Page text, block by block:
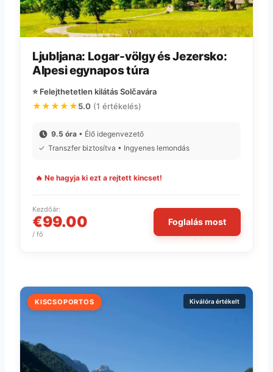
Ljubljana: Logar-völgy és Jezersko:
Alpesi egynapos túra
⭐ Felejthetetlen kilátás Solčavára
★★★★★5.0 (1 értékelés)
9.5 óra • Élő idegenvezető
✓ Transzfer biztosítva • Ingyenes lemondás
🔥 Ne hagyja ki ezt a rejtett kincset!
Kezdőár:
€99.00
/ fő
Foglalás most
KISCSOPORTOS Kiválóra értékelt